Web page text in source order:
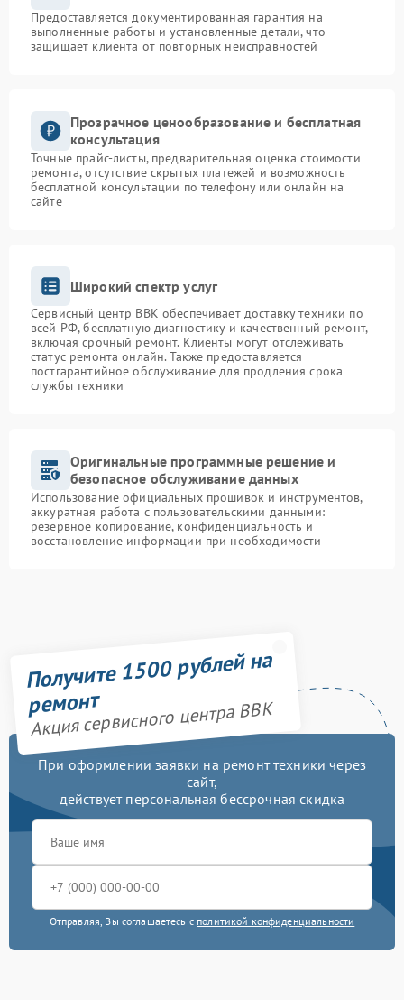
Предоставляется документированная гарантия на
выполненные работы и установленные детали, что
защищает клиента от повторных неисправностей
Прозрачное ценообразование и бесплатная
консультация
Точные прайс-листы, предварительная оценка стоимости
ремонта, отсутствие скрытых платежей и возможность
бесплатной консультации по телефону или онлайн на
сайте
Широкий спектр услуг
Сервисный центр BBK обеспечивает доставку техники по
всей РФ, бесплатную диагностику и качественный ремонт,
включая срочный ремонт. Клиенты могут отслеживать
статус ремонта онлайн. Также предоставляется
постгарантийное обслуживание для продления срока
службы техники
Оригинальные программные решение и
безопасное обслуживание данных
Использование официальных прошивок и инструментов,
аккуратная работа с пользовательскими данными:
резервное копирование, конфиденциальность и
восстановление информации при необходимости
Получите 1500 рублей на
ремонт
Акция сервисного центра BBK
При оформлении заявки на ремонт техники через
сайт,
действует персональная бессрочная скидка
Отправляя, Вы соглашаетесь с политикой конфиденциальности